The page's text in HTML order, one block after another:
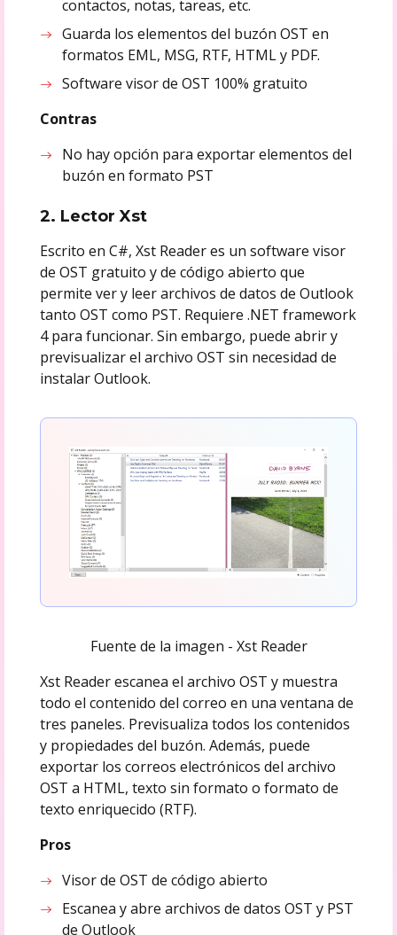
contactos, notas, tareas, etc.
Guarda los elementos del buzón OST en
formatos EML, MSG, RTF, HTML y PDF.
Software visor de OST 100% gratuito
Contras
No hay opción para exportar elementos del
buzón en formato PST
2. Lector Xst
Escrito en C#, Xst Reader es un software visor
de OST gratuito y de código abierto que
permite ver y leer archivos de datos de Outlook
tanto OST como PST. Requiere .NET framework
4 para funcionar. Sin embargo, puede abrir y
previsualizar el archivo OST sin necesidad de
instalar Outlook.
Fuente de la imagen - Xst Reader
Xst Reader escanea el archivo OST y muestra
todo el contenido del correo en una ventana de
tres paneles. Previsualiza todos los contenidos
y propiedades del buzón. Además, puede
exportar los correos electrónicos del archivo
OST a HTML, texto sin formato o formato de
texto enriquecido (RTF).
Pros
Visor de OST de código abierto
Escanea y abre archivos de datos OST y PST
de Outlook